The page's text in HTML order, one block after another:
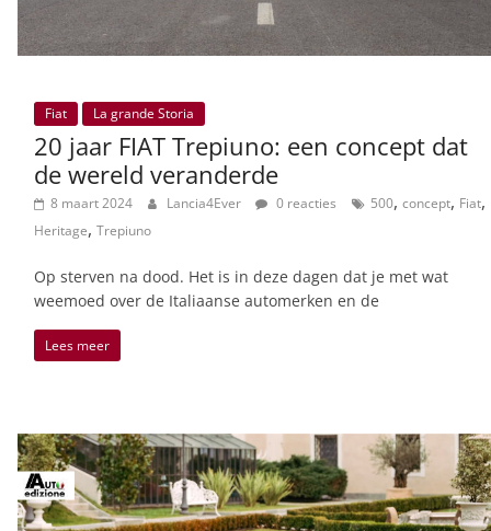
Fiat La grande Storia
20 jaar FIAT Trepiuno: een concept dat
de wereld veranderde
8 maart 2024 Lancia4Ever 0 reacties 500, concept, Fiat,
Heritage, Trepiuno
Op sterven na dood. Het is in deze dagen dat je met wat
weemoed over de Italiaanse automerken en de
Lees meer